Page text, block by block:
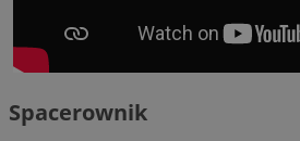
Spacerownik